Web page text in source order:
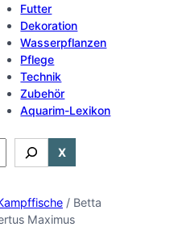
Futter
Dekoration
Wasserpflanzen
Pflege
Technik
Zubehör
Aquarim-Lexikon
X
/ Betta
Maximus